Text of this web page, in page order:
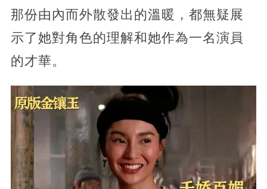
那份由內而外散發出的溫暖，都無疑展
示了她對角色的理解和她作為一名演員
的才華。